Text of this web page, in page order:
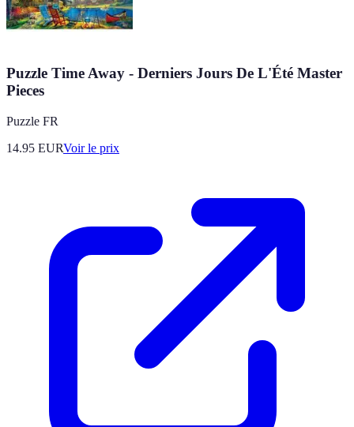
Puzzle Time Away - Derniers Jours De L'Été Master
Pieces
Puzzle FR
14.95 EURVoir le prix